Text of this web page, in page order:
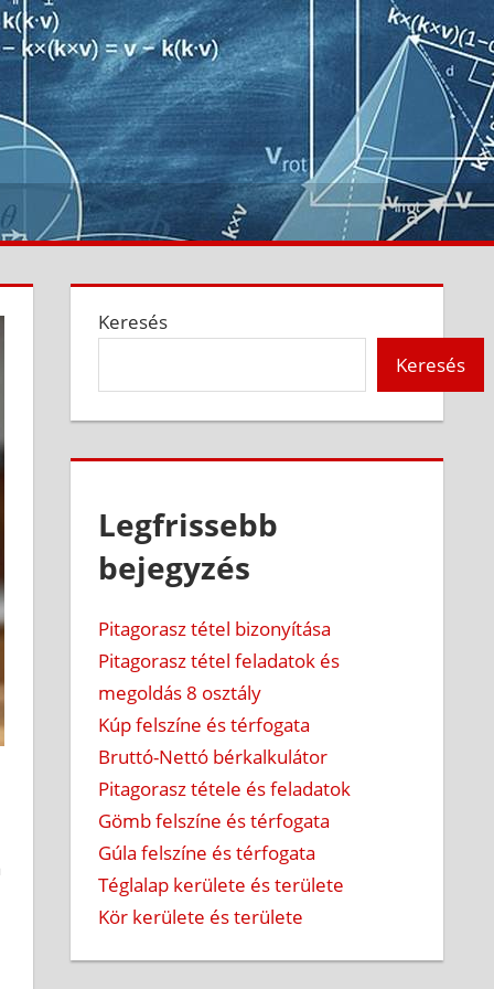
Keresés
Keresés
Legfrissebb
bejegyzés
Pitagorasz tétel bizonyítása
Pitagorasz tétel feladatok és
megoldás 8 osztály
Kúp felszíne és térfogata
Bruttó-Nettó bérkalkulátor
Pitagorasz tétele és feladatok
Gömb felszíne és térfogata
Gúla felszíne és térfogata
Téglalap kerülete és területe
Kör kerülete és területe